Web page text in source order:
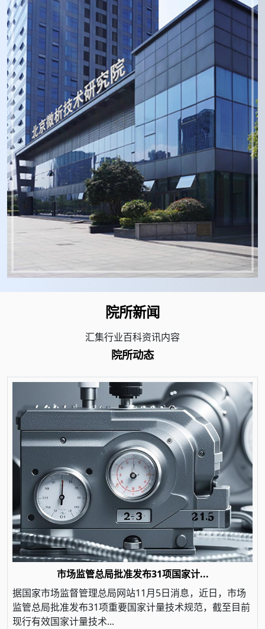
院所新闻
汇集行业百科资讯内容
院所动态
市场监管总局批准发布31项国家计...
据国家市场监督管理总局网站11月5日消息，近日，市场
监管总局批准发布31项重要国家计量技术规范，截至目前
现行有效国家计量技术...